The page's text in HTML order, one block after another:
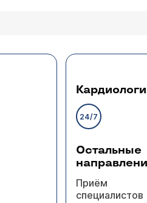
24/7
Остальные
Приём
специалистов